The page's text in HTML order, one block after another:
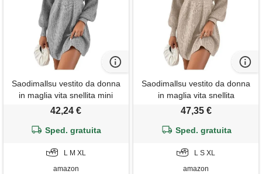
Saodimallsu vestito da donna
in maglia vita snellita mini
elegante, grigio, l
42,24 €
Sped. gratuita
L M XL
amazon
Saodimallsu vestito da donna
in maglia vita snellita
elegante, albicocca, s
47,35 €
Sped. gratuita
L S XL
amazon